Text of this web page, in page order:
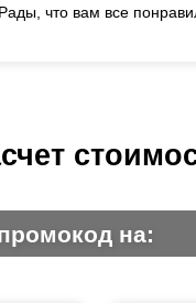
что вам все
на: